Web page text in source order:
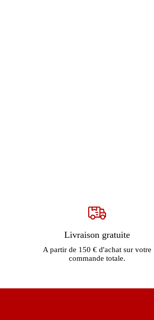
Livraison gratuite
A partir de 150 € d'achat sur votre
commande totale.